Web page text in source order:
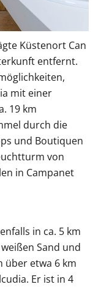
Küstenort Can
entfernt.
mit einer
19 km
durch die
und Boutiquen
von
in Campanet
in ca. 5 km
Sand und
über etwa 6 km
Er ist in 4